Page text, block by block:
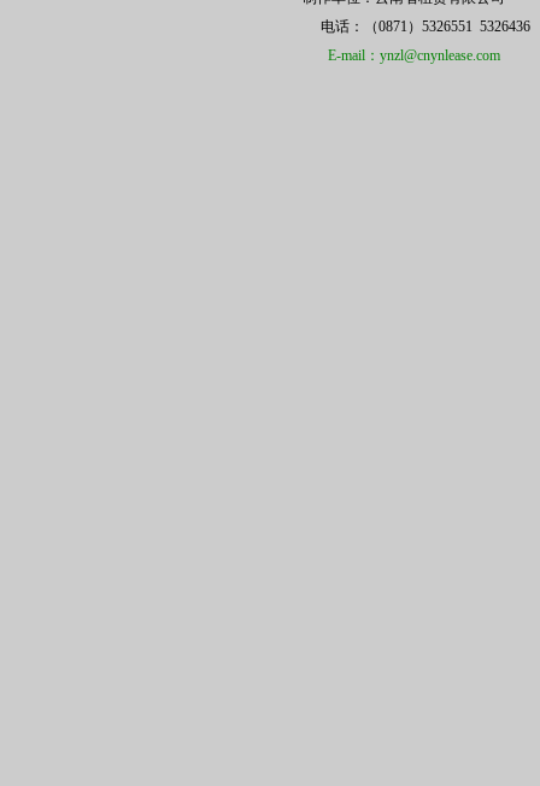
电话：（0871）5326551
E-mail：ynzl@cnynlease.com备